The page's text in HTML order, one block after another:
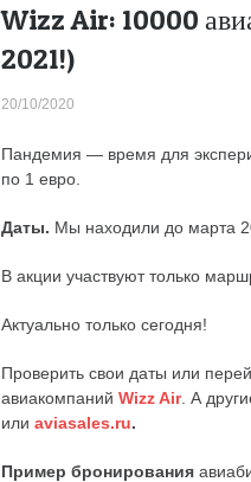
Wizz Air: 10000
2021!)
20/10/2020
Пандемия — время для
по 1 евро.
Даты. Мы находили до марта
В акции участвуют только
Актуально только сегодня!
Проверить свои даты или
авиакомпаний Wizz Air. А
или aviasales.ru.
Пример бронирования